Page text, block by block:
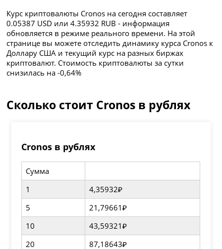
Курс криптовалюты Cronos на сегодня составляет
0.05387 USD или 4.35932 RUB - информация
обновляется в режиме реального времени. На этой
странице вы можете отследить динамику курса Cronos к
Доллару США и текущий курс на разных биржах
криптовалют. Стоимость криптовалюты за сутки
снизилась на -0,64%
Сколько стоит Cronos в рублях
Cronos в рублях
Сумма
1
4,35932₽
5
21,79661₽
10
43,59321₽
20
87,18643₽